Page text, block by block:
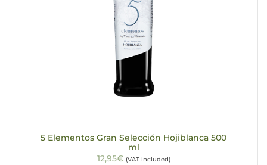
5 Elementos Gran Selección Hojiblanca 500
ml
12,95€ (VAT included)